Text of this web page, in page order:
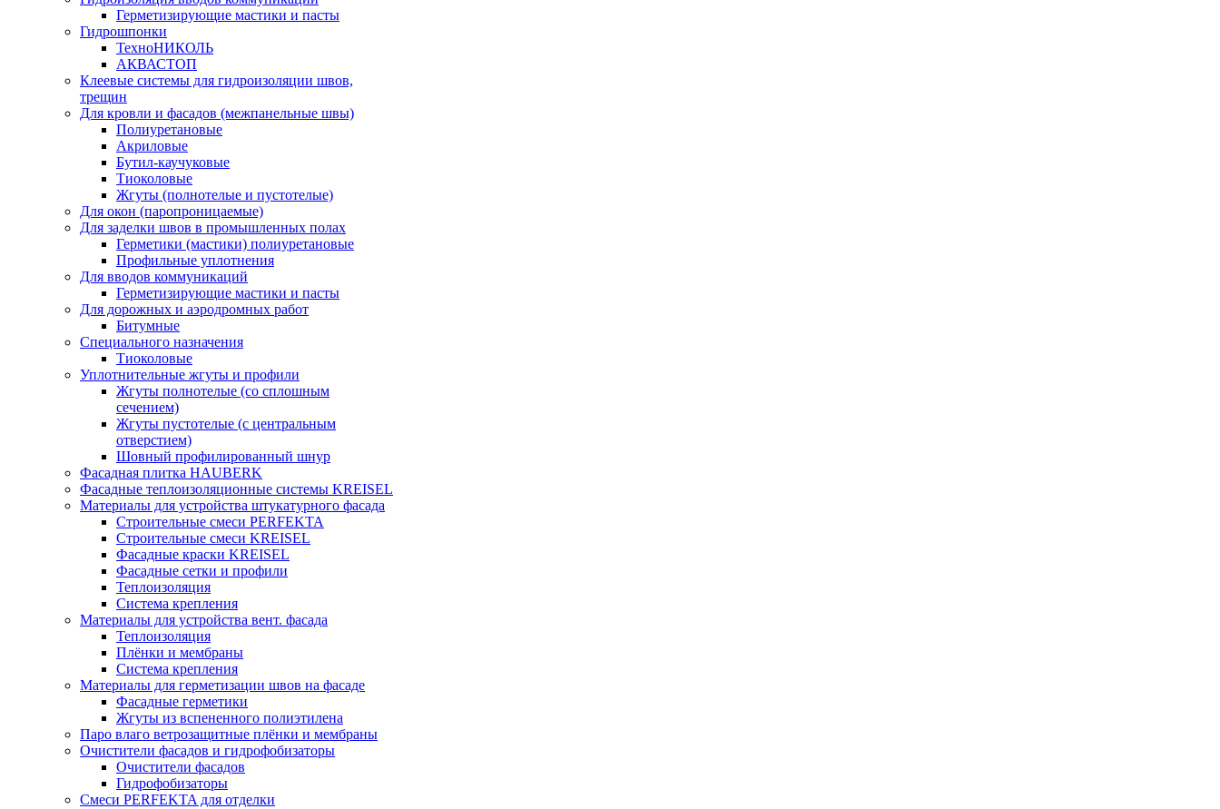
Герметизирующие мастики и пасты
Гидрошпонки
ТехноНИКОЛЬ
АКВАСТОП
Клеевые системы для гидроизоляции швов,
трещин
Для кровли и фасадов (межпанельные швы)
Полиуретановые
Акриловые
Бутил-каучуковые
Тиоколовые
Жгуты (полнотелые и пустотелые)
Для окон (паропроницаемые)
Для заделки швов в промышленных полах
Герметики (мастики) полиуретановые
Профильные уплотнения
Для вводов коммуникаций
Герметизирующие мастики и пасты
Для дорожных и аэродромных работ
Битумные
Специального назначения
Тиоколовые
Уплотнительные жгуты и профили
Жгуты полнотелые (со сплошным
сечением)
Жгуты пустотелые (с центральным
отверстием)
Шовный профилированный шнур
Фасадная плитка HAUBERK
Фасадные теплоизоляционные системы KREISEL
Материалы для устройства штукатурного фасада
Строительные смеси PERFEKTA
Строительные смеси KREISEL
Фасадные краски KREISEL
Фасадные сетки и профили
Теплоизоляция
Система крепления
Материалы для устройства вент. фасада
Теплоизоляция
Плёнки и мембраны
Система крепления
Материалы для герметизации швов на фасаде
Фасадные герметики
Жгуты из вспененного полиэтилена
Паро влаго ветрозащитные плёнки и мембраны
Очистители фасадов и гидрофобизаторы
Очистители фасадов
Гидрофобизаторы
Смеси PERFEKTA для отделки